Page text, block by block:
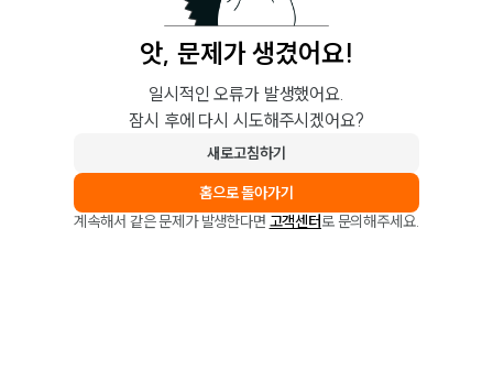
앗, 문제가 생겼어요!
일시적인 오류가 발생했어요.
잠시 후에 다시 시도해주시겠어요?
새로고침하기
홈으로 돌아가기
계속해서 같은 문제가 발생한다면 고객센터로 문의해주세요.